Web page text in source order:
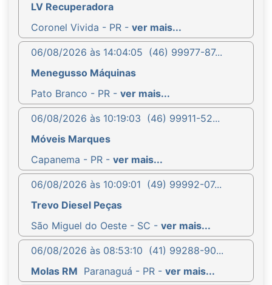
LV Recuperadora
Coronel Vivida - PR - ver mais...
06/08/2026 às 14:04:05 (46) 99977-87...
Menegusso Máquinas
Pato Branco - PR - ver mais...
06/08/2026 às 10:19:03 (46) 99911-52...
Móveis Marques
Capanema - PR - ver mais...
06/08/2026 às 10:09:01 (49) 99992-07...
Trevo Diesel Peças
São Miguel do Oeste - SC - ver mais...
06/08/2026 às 08:53:10 (41) 99288-90...
Molas RM Paranaguá - PR - ver mais...